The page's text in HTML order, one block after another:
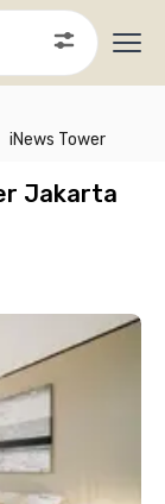
iNews Tower
Jakarta